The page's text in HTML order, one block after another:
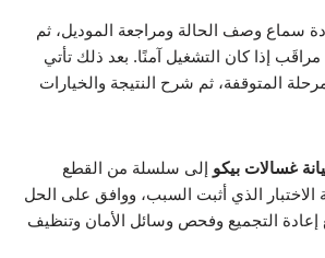
سماع وصف الحالة ومراجعة الموديل، ثم
إذا كان التشغيل آمنًا. بعد ذلك تأتي
المتوقفة، ثم شرح النتيجة والخيارات
غسالات بيكو إلى سلسلة من القطع
الاختبار الذي أثبت السبب، ووافق على الحل
إعادة التجميع وفحص وسائل الأمان وتنظيف